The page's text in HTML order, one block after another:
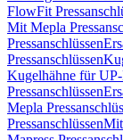
FlowFit
Mit Mepla
Pressanschlüssen
Pressanschlüssen
Kugelhähne für
Pressanschlüssen
Mepla
PressanschlüssenMit